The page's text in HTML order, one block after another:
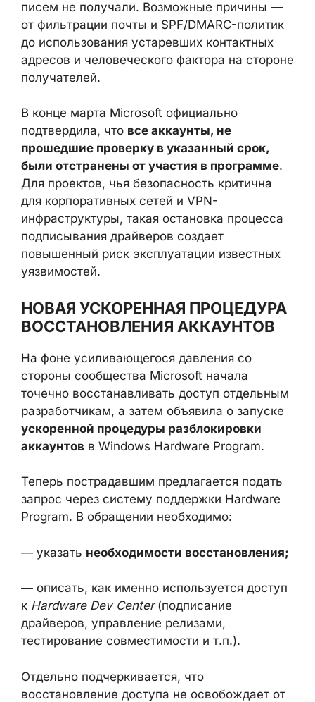
почты и SPF/DMARC-политик до
использования устаревших контактных
адресов и человеческого фактора на
стороне получателей.
подтвердила, чтовсе аккаунты, не
прошедшие проверку в указанный срок,
были отстранены от участия в программе
Для проектов, чья безопасность критична
для корпоративных сетей и VPN-
инфраструктуры, такая остановка процесса
подписывания драйверов создает
повышенный риск эксплуатации известных
уязвимостей.
ПРОЦЕДУРА ВОССТАНОВЛЕНИЯ
АККАУНТОВ
На фоне усиливающегося давления со
стороны сообщества Microsoft начала
точечно восстанавливать доступ
отдельным разработчикам, а затем
объявила о запускеускоренной
процедуры разблокировки аккаунтовв
Теперь пострадавшим предлагается подать
запрос через систему поддержки Hardware
восстановления;
— описать, как именно используется
доступ кHardware Dev Center (подписание
тестирование совместимости и т.п.).